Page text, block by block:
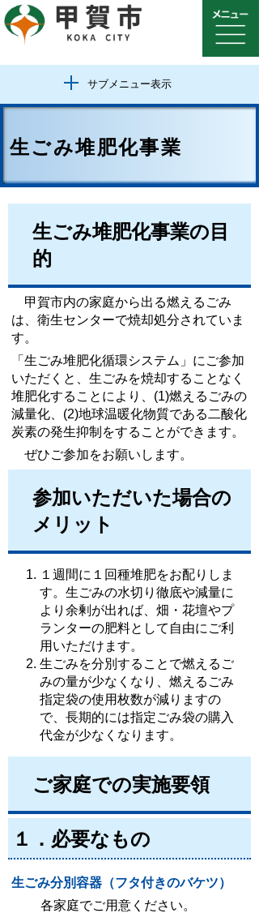
サブメニュー表示
生ごみ堆肥化事業
生ごみ堆肥化事業の目
的
甲賀市内の家庭から出る燃えるごみ
は、衛生センターで焼却処分されていま
す。
「生ごみ堆肥化循環システム」にご参加
いただくと、生ごみを焼却することなく
堆肥化することにより、(1)燃えるごみの
減量化、(2)地球温暖化物質である二酸化
炭素の発生抑制をすることができます。
ぜひご参加をお願いします。
参加いただいた場合の
メリット
１週間に１回種堆肥をお配りしま
す。生ごみの水切り徹底や減量に
より余剰が出れば、畑・花壇やプ
ランターの肥料として自由にご利
用いただけます。
生ごみを分別することで燃えるご
みの量が少なくなり、燃えるごみ
指定袋の使用枚数が減りますの
で、長期的には指定ごみ袋の購入
代金が少なくなります。
ご家庭での実施要領
１．必要なもの
生ごみ分別容器（フタ付きのバケツ）
各家庭でご用意ください。